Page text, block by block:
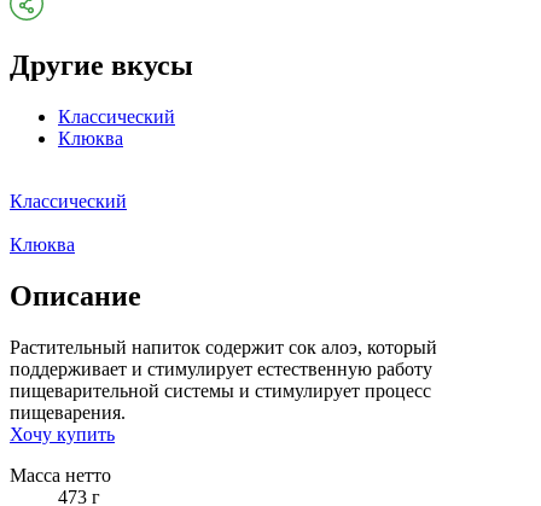
Другие вкусы
Классический
Клюква
Классический
Клюква
Описание
Растительный напиток содержит сок алоэ, который
поддерживает и стимулирует естественную работу
пищеварительной системы и стимулирует процесс
пищеварения.
Хочу купить
Масса нетто
473 г